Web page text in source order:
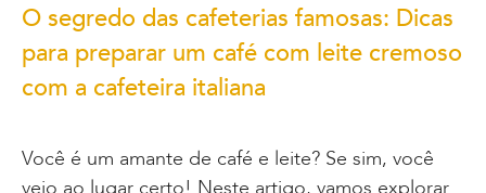
O segredo das cafeterias famosas: Dicas
para preparar um café com leite cremoso
com a cafeteira italiana
Você é um amante de café e leite? Se sim, você